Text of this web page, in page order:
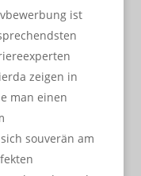
ist
zeigen in
man einen
souverän am